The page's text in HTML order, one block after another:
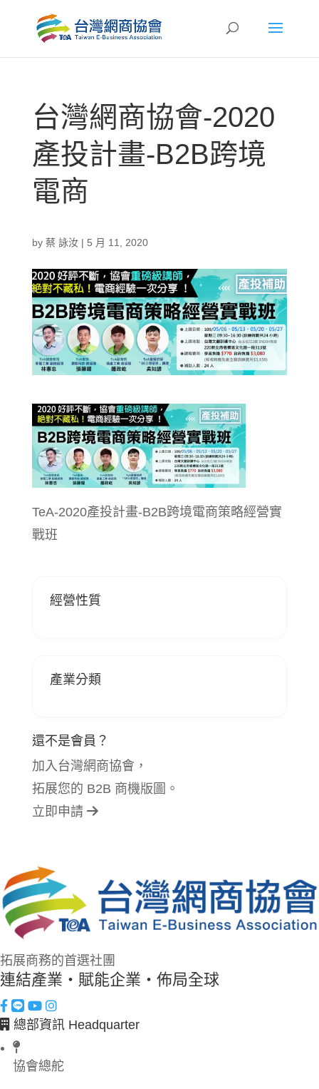
台灣網商協會-2020
產投計畫-B2B跨境
電商
by 蔡 詠汝| 5 月 11, 2020
TeA-2020產投計畫-B2B跨境電商策略經營實
戰班
經營性質
產業分類
還不是會員？
加入台灣網商協會，
拓展您的 B2B 商機版圖。
立即申請
拓展商務的首選社團
連結產業・賦能企業・佈局全球
總部資訊 Headquarter
協會總舵